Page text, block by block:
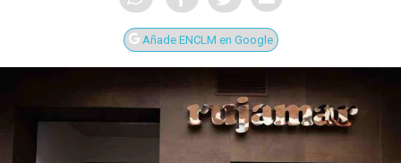
Añade ENCLM en Google